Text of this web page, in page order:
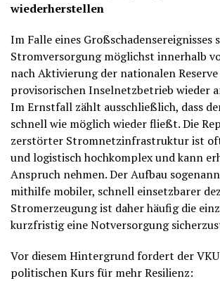
wiederherstellen
Im Falle eines Großschadensereignisses
Stromversorgung möglichst innerhalb
nach Aktivierung der nationalen
provisorischen Inselnetzbetrieb wieder
Im Ernstfall zählt ausschließlich, dass
schnell wie möglich wieder fließt. Die
zerstörter Stromnetzinfrastruktur ist
und logistisch hochkomplex und kann
Anspruch nehmen. Der Aufbau
mithilfe mobiler, schnell einsetzbarer
Stromerzeugung ist daher häufig die
kurzfristig eine Notversorgung
Vor diesem Hintergrund fordert der
politischen Kurs für mehr Resilienz: